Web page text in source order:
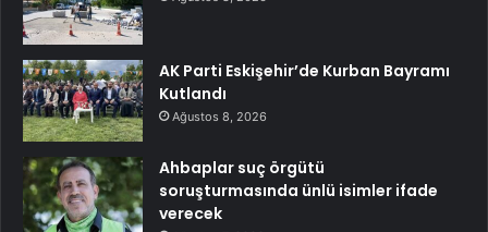
AK Parti Eskişehir’de Kurban Bayramı
Kutlandı
Ağustos 8, 2026
Ahbaplar suç örgütü
soruşturmasında ünlü isimler ifade
verecek